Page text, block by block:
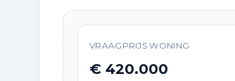
VRAAGPRIJS WONING
€ 420.000